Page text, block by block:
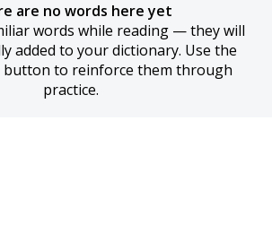
are no words here yet
words while reading — they will
added to your dictionary. Use the
button to reinforce them through
practice.